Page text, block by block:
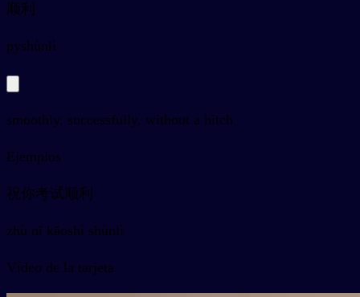
顺利
pyshùnlì
smoothly, successfully, without a hitch
Ejemplos
祝你考试顺利
zhù nǐ kǎoshì shùnlì
Vídeo de la tarjeta